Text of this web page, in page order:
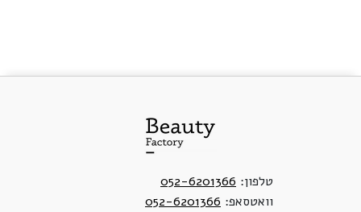
טלפון: 052-6201366
וואטסאפ: 052-6201366